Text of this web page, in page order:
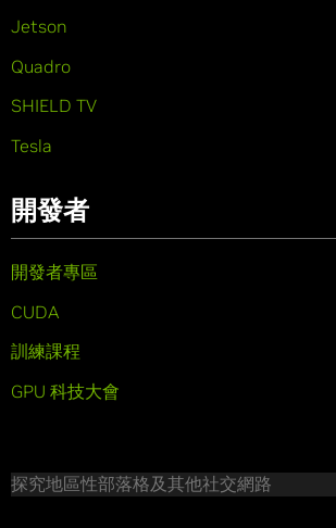
Jetson
Quadro
SHIELD TV
Tesla
開發者
開發者專區
CUDA
訓練課程
GPU 科技大會
探究地區性部落格及其他社交網路